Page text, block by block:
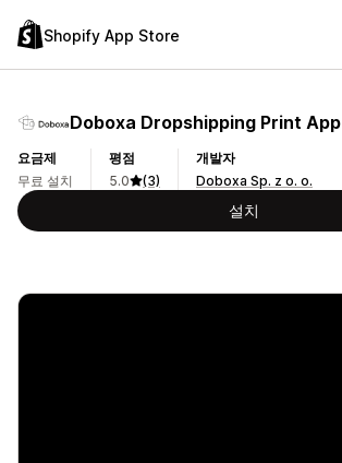
Shopify App Store
Doboxa Dropshipping Print App
요금제
무료 설치
평점
5.0
(3)
개발자
Doboxa Sp. z o. o.
설치